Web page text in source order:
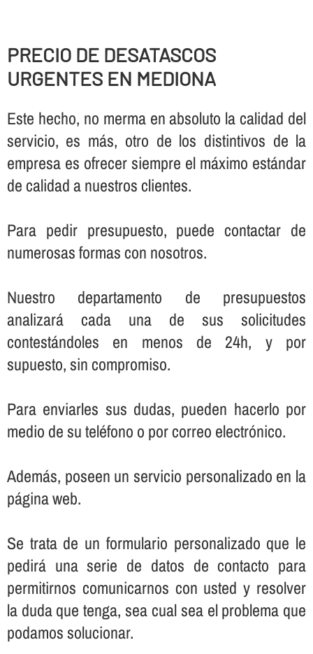
PRECIO DE DESATASCOS
URGENTES EN MEDIONA
Este hecho, no merma en absoluto la calidad del
servicio, es más, otro de los distintivos de la
empresa es ofrecer siempre el máximo estándar
de calidad a nuestros clientes.
Para pedir presupuesto, puede contactar de
numerosas formas con nosotros.
Nuestro departamento de presupuestos
analizará cada una de sus solicitudes
contestándoles en menos de 24h, y por
supuesto, sin compromiso.
Para enviarles sus dudas, pueden hacerlo por
medio de su teléfono o por correo electrónico.
Además, poseen un servicio personalizado en la
página web.
Se trata de un formulario personalizado que le
pedirá una serie de datos de contacto para
permitirnos comunicarnos con usted y resolver
la duda que tenga, sea cual sea el problema que
podamos solucionar.